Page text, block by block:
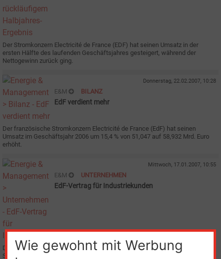
Wie gewohnt mit Werbung
Der Stromkonzern Electricité de France (EDF) hat seinen Umsatz in der
ersten Hälfte des laufenden Geschäftsjahres gesteigert, während der
Nettogewinn zurück ging.
Donnerstag, 22.02.2007, 10:28
E&M BILANZ
EdF verdient mehr
Der französische Stromkonzern Electricité de France (EdF) hat seinen
Umsatz im Geschäftsjahr 2006 um 15,4 % von 51,047 auf 58,932 Mrd. Euro
erhöht.
Mittwoch, 17.01.2007, 10:55
E&M UNTERNEHMEN
EdF-Vertrag für Industriekunden
Das französische Industrie-Konsortium Exeltium und der Pariser
Stromkonzern Electricité de France (EdF) haben eine Absichtserklärung für